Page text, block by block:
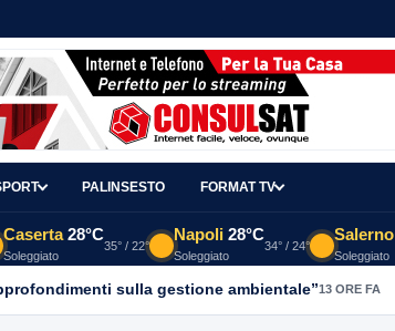
PALINSESTO FORMAT TV
Caserta 28°C
Soleggiato
35° / 22°
Napoli 28°C
Soleggiato
34° / 24°
Salerno
Soleggiato
sulla gestione ambientale”13 ORE FA